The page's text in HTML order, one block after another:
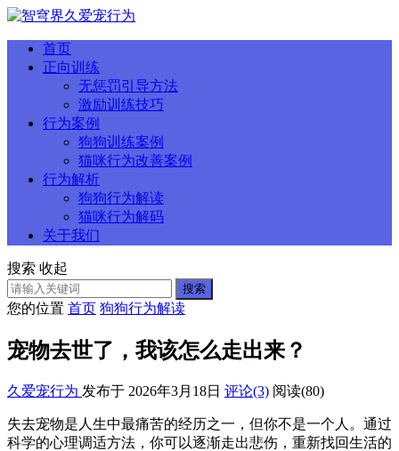
首页
正向训练
无惩罚引导方法
激励训练技巧
行为案例
狗狗训练案例
猫咪行为改善案例
行为解析
狗狗行为解读
猫咪行为解码
关于我们
搜索 收起
搜索
您的位置 首页 狗狗行为解读
宠物去世了，我该怎么走出来？
久爱宠行为 发布于 2026年3月18日 评论(3) 阅读(80)
失去宠物是人生中最痛苦的经历之一，但你不是一个人。通过
科学的心理调适方法，你可以逐渐走出悲伤，重新找回生活的